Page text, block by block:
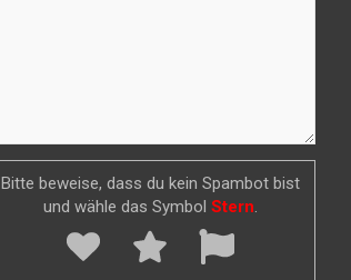
Bitte beweise, dass du kein Spambot bist
und wähle das Symbol Stern.